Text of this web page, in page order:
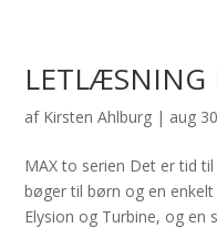
LETLÆSNING
af Kirsten Ahlburg| aug
MAX to serien Det er tid
bøger til børn og en
Elysion og Turbine, og en